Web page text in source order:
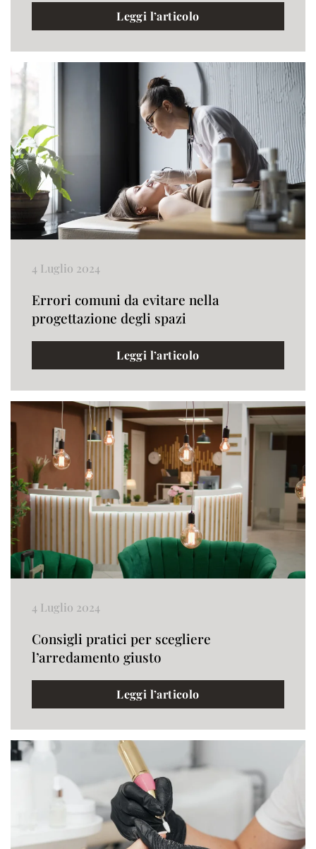
Leggi l’articolo
4 Luglio 2024
Errori comuni da evitare nella
progettazione degli spazi
Leggi l’articolo
4 Luglio 2024
Consigli pratici per scegliere
l’arredamento giusto
Leggi l’articolo